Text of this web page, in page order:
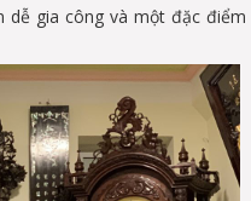
gia công và một đặc